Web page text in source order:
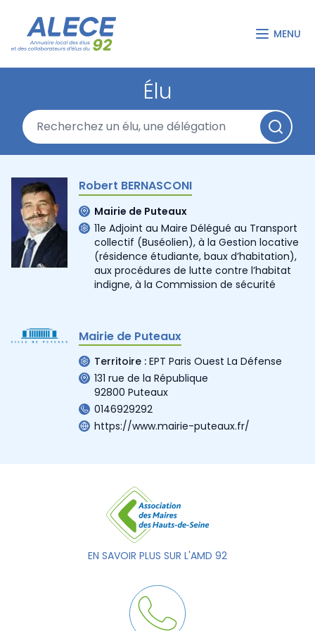
MENU
Élu
Robert BERNASCONI
Mairie de Puteaux
11e Adjoint au Maire Délégué au Transport
collectif (Buséolien), à la Gestion locative
(résidence étudiante, baux d’habitation),
aux procédures de lutte contre l’habitat
indigne, à la Commission de sécurité
Mairie de Puteaux
Territoire : EPT Paris Ouest La Défense
131 rue de la République
92800 Puteaux
0146929292
https://www.mairie-puteaux.fr/
EN SAVOIR PLUS SUR L'AMD 92